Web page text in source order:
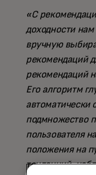
«С
доходности
вручную
рекомендаций
рекомендаций
Его алгоритм
автоматически
подмножество
пользователя
положения на
тенденций,